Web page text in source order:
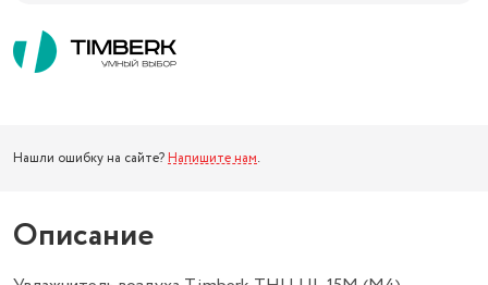
Нашли ошибку на сайте? Напишите нам.
Описание